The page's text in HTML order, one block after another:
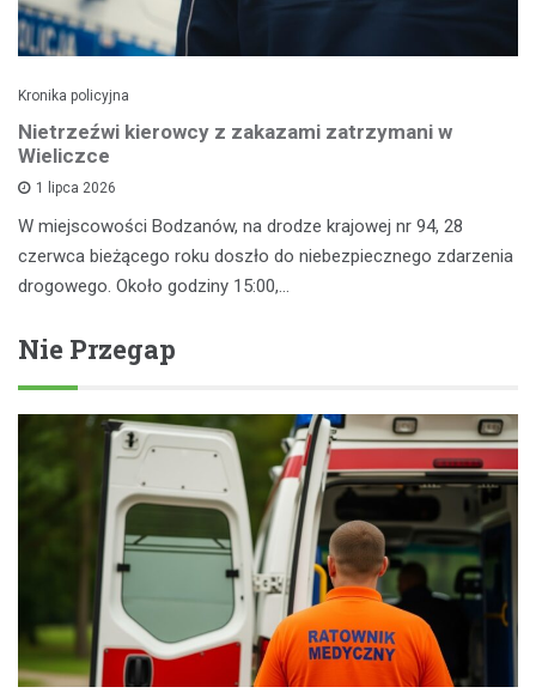
Kronika policyjna
Nietrzeźwi kierowcy z zakazami zatrzymani w
Wieliczce
1 lipca 2026
W miejscowości Bodzanów, na drodze krajowej nr 94, 28
czerwca bieżącego roku doszło do niebezpiecznego zdarzenia
drogowego. Około godziny 15:00,…
Nie Przegap